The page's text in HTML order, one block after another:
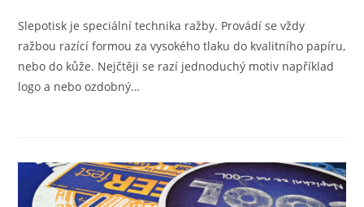
Slepotisk je speciální technika ražby. Provádí se vždy
ražbou razící formou za vysokého tlaku do kvalitního papíru,
nebo do kůže. Nejčtěji se razí jednoduchý motiv například
logo a nebo ozdobný…